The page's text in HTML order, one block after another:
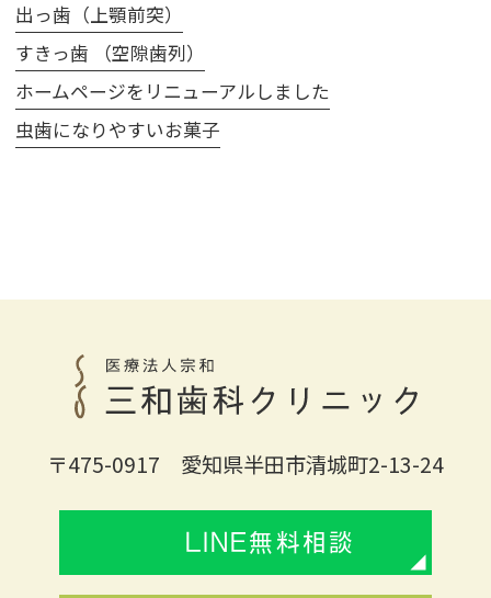
出っ歯（上顎前突）
すきっ歯 （空隙歯列）
ホームページをリニューアルしました
虫歯になりやすいお菓子
〒475-0917 愛知県半田市清城町2-13-24
LINE無料相談